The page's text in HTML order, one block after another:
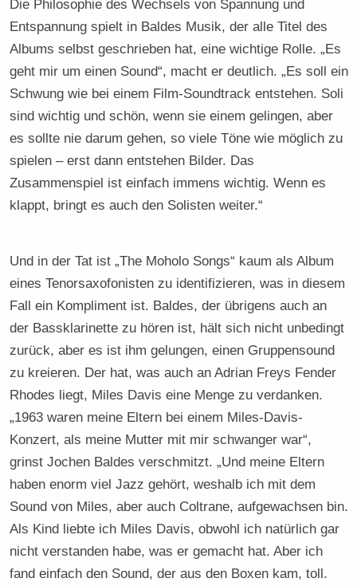
Die Philosophie des Wechsels von Spannung und
Entspannung spielt in Baldes Musik, der alle Titel des
Albums selbst geschrieben hat, eine wichtige Rolle. „Es
geht mir um einen Sound“, macht er deutlich. „Es soll ein
Schwung wie bei einem Film-Soundtrack entstehen. Soli
sind wichtig und schön, wenn sie einem gelingen, aber
es sollte nie darum gehen, so viele Töne wie möglich zu
spielen – erst dann entstehen Bilder. Das
Zusammenspiel ist einfach immens wichtig. Wenn es
klappt, bringt es auch den Solisten weiter.“
Und in der Tat ist „The Moholo Songs“ kaum als Album
eines Tenorsaxofonisten zu identifizieren, was in diesem
Fall ein Kompliment ist. Baldes, der übrigens auch an
der Bassklarinette zu hören ist, hält sich nicht unbedingt
zurück, aber es ist ihm gelungen, einen Gruppensound
zu kreieren. Der hat, was auch an Adrian Freys Fender
Rhodes liegt, Miles Davis eine Menge zu verdanken.
„1963 waren meine Eltern bei einem Miles-Davis-
Konzert, als meine Mutter mit mir schwanger war“,
grinst Jochen Baldes verschmitzt. „Und meine Eltern
haben enorm viel Jazz gehört, weshalb ich mit dem
Sound von Miles, aber auch Coltrane, aufgewachsen bin.
Als Kind liebte ich Miles Davis, obwohl ich natürlich gar
nicht verstanden habe, was er gemacht hat. Aber ich
fand einfach den Sound, der aus den Boxen kam, toll.